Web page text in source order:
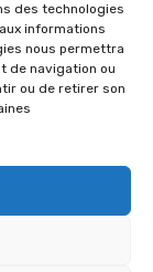
des technologies
informations
nous permettra
de navigation ou
ou de retirer son